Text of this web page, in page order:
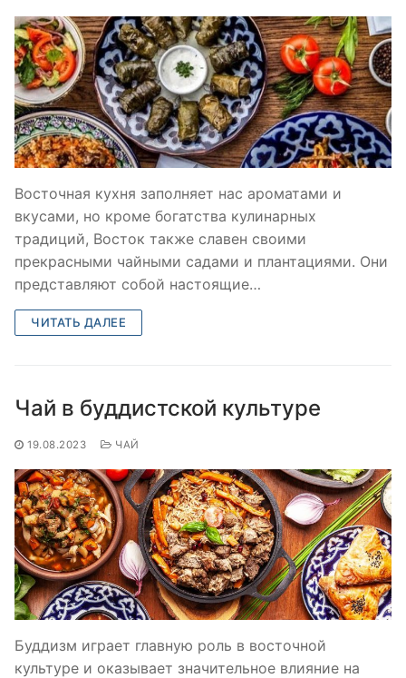
Восточная кухня заполняет нас ароматами и
вкусами, но кроме богатства кулинарных
традиций, Восток также славен своими
прекрасными чайными садами и плантациями. Они
представляют собой настоящие…
ЧИТАТЬ ДАЛЕЕ
Чай в буддистской культуре
19.08.2023 ЧАЙ
Буддизм играет главную роль в восточной
культуре и оказывает значительное влияние на